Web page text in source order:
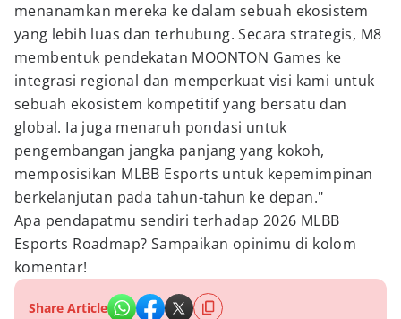
menanamkan mereka ke dalam sebuah ekosistem
yang lebih luas dan terhubung. Secara strategis, M8
membentuk pendekatan MOONTON Games ke
integrasi regional dan memperkuat visi kami untuk
sebuah ekosistem kompetitif yang bersatu dan
global. Ia juga menaruh pondasi untuk
pengembangan jangka panjang yang kokoh,
memposisikan MLBB Esports untuk kepemimpinan
berkelanjutan pada tahun-tahun ke depan."
Apa pendapatmu sendiri terhadap 2026 MLBB
Esports Roadmap? Sampaikan opinimu di kolom
komentar!
Share Article